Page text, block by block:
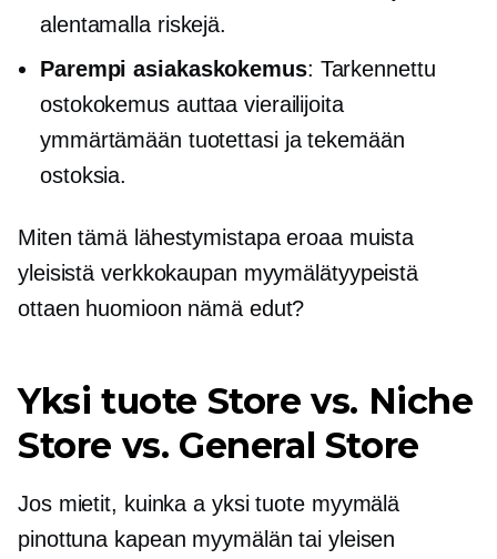
alentamalla riskejä.
Parempi asiakaskokemus: Tarkennettu
ostokokemus auttaa vierailijoita
ymmärtämään tuotettasi ja tekemään
ostoksia.
Miten tämä lähestymistapa eroaa muista
yleisistä verkkokaupan myymälätyypeistä
ottaen huomioon nämä edut?
Yksi tuote Store vs. Niche
Store vs. General Store
Jos mietit, kuinka a yksi tuotemyymälä
pinottuna kapean myymälän tai yleisen